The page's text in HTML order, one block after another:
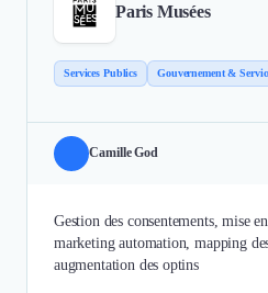
Paris Musées
Services Publics Gouvernement &
Camille God
Gestion des consentements, mise
marketing automation, mapping
augmentation des optins